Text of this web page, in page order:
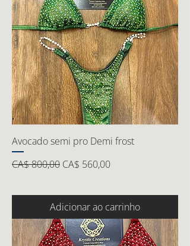
Avocado semi pro Demi frost
Preço normal
CA$ 800,00 Preço promocional
CA$ 560,00
Adicionar ao carrinho